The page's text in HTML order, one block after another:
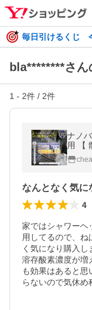
毎日引けるくじ
bla********さ
1 - 2件 / 2件
ナノ
用 【
アタ
なんとなく気に
4
家ではシャワーヘ
用してるので、
く気になり購入し
溶存酸素濃度が増
も効果はあると